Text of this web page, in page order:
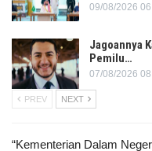
09/08/2026
Jagoannya
Pemilu…
07/08/2026
PREV NEXT
“Kementerian Dalam